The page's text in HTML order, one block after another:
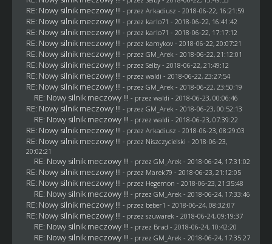
RE: Nowy silnik meczowy !!! - przez Arkadiusz - 2018-06-22, 16:21:59
RE: Nowy silnik meczowy !!! - przez karlo71 - 2018-06-22, 16:41:42
RE: Nowy silnik meczowy !!! - przez karlo71 - 2018-06-22, 17:17:12
RE: Nowy silnik meczowy !!! - przez kamykov- 2018-06-22, 20:07:21
RE: Nowy silnik meczowy !!! - przez GM_Arek - 2018-06-22, 21:12:01
RE: Nowy silnik meczowy !!! - przez Selby- 2018-06-22, 21:49:12
RE: Nowy silnik meczowy !!! - przez waldi - 2018-06-22, 23:27:54
RE: Nowy silnik meczowy !!! - przez GM_Arek - 2018-06-22, 23:50:19
RE: Nowy silnik meczowy !!! - przez waldi - 2018-06-23, 00:06:46
RE: Nowy silnik meczowy !!! - przez GM_Arek - 2018-06-23, 00:52:13
RE: Nowy silnik meczowy !!! - przez waldi - 2018-06-23, 07:39:22
RE: Nowy silnik meczowy !!! - przez Arkadiusz - 2018-06-23, 08:29:03
RE: Nowy silnik meczowy !!! - przez Niszczycielski - 2018-06-23,
20:02:21
RE: Nowy silnik meczowy !!! - przez GM_Arek - 2018-06-24, 17:31:02
RE: Nowy silnik meczowy !!! - przez Marek79 - 2018-06-23, 21:12:05
RE: Nowy silnik meczowy !!! - przez Hegemon - 2018-06-23, 21:35:48
RE: Nowy silnik meczowy !!! - przez GM_Arek - 2018-06-24, 17:33:46
RE: Nowy silnik meczowy !!! - przez beber1 - 2018-06-24, 08:32:07
RE: Nowy silnik meczowy !!! - przez szuwarek - 2018-06-24, 09:19:37
RE: Nowy silnik meczowy !!! - przez Brad - 2018-06-24, 10:42:20
RE: Nowy silnik meczowy !!! - przez GM_Arek - 2018-06-24, 17:35:27